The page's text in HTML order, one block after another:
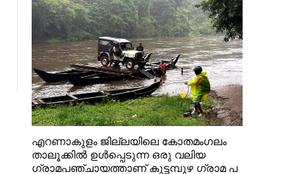
എറണാകുളം ജില്ലയിലെ കോതമംഗലം
താലൂക്കിൽ ഉൾപ്പെടുന്ന ഒരു വലിയ
ഗ്രാമപഞ്ചായത്താണ് കുട്ടമ്പുഴ ഗ്രാമ പ